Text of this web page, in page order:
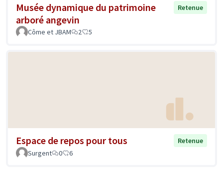
Musée dynamique du patrimoine
arboré angevin
Retenue
Côme et JBAM 2 5
Espace de repos pour tous
Retenue
Surgent
0 6